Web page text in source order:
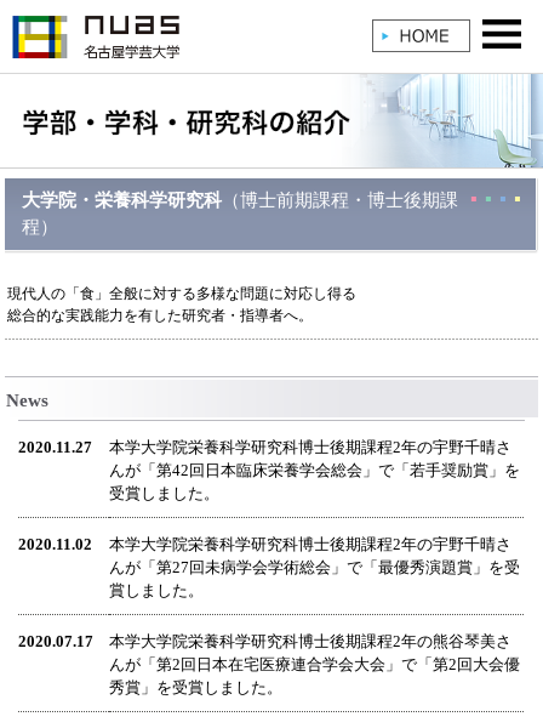
大学院・栄養科学研究科 （博士前期課程・博士後期課
程）
現代人の「食」全般に対する多様な問題に対応し得る
総合的な実践能力を有した研究者・指導者へ。
News
2020.11.27
本学大学院栄養科学研究科博士後期課程2年の宇野千晴さ
んが「第42回日本臨床栄養学会総会」で「若手奨励賞」を
受賞しました。
2020.11.02
本学大学院栄養科学研究科博士後期課程2年の宇野千晴さ
んが「第27回未病学会学術総会」で「最優秀演題賞」を受
賞しました。
2020.07.17
本学大学院栄養科学研究科博士後期課程2年の熊谷琴美さ
んが「第2回日本在宅医療連合学会大会」で「第2回大会優
秀賞」を受賞しました。